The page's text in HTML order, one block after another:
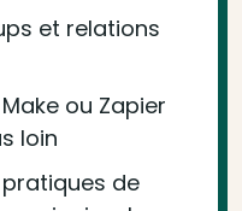
et relations
ou Zapier
loin
de